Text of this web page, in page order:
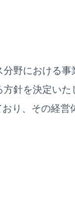
野における
針を決定い
り、その経営